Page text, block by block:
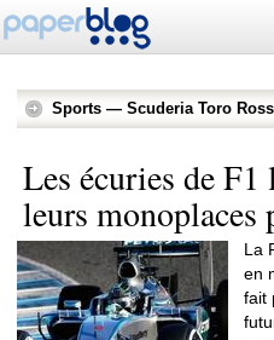
Sports — Scuderia Toro
Les écuries de
leurs monoplaces
La
en
fait